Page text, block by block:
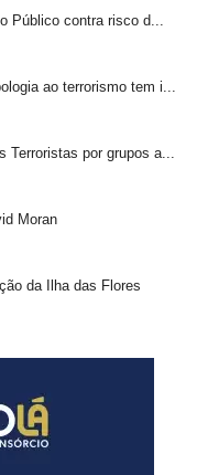
Público contra risco d...
ao terrorismo tem i...
por grupos a...
Moran
da Ilha das Flores